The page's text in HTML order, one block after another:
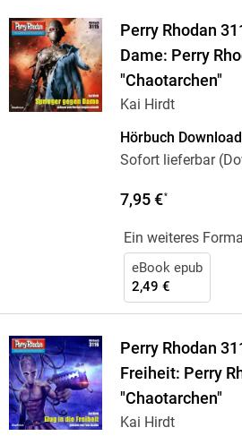
Perry Rhodan
Dame: Perry
"Chaotarchen"
Kai Hirdt
Hörbuch Download
Sofort lieferbar
7,95 €*
Ein weiteres
eBook epub
2,49 €
Perry Rhodan
Freiheit: Perry
"Chaotarchen"
Kai Hirdt